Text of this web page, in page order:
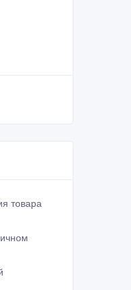
товара